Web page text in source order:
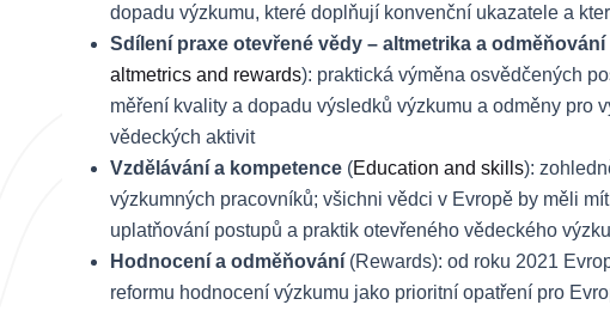
dopadu výzkumu, které doplňují konvenční ukazatele a
Sdílení praxe otevřené vědy – altmetrika a odměňování
altmetrics and rewards): praktická výměna osvědčených
měření kvality a dopadu výsledků výzkumu a odměny pro
vědeckých aktivit
Vzdělávání a kompetence (Education and skills):
výzkumných pracovníků; všichni vědci v Evropě by měli
uplatňování postupů a praktik otevřeného vědeckého
Hodnocení a odměňování (Rewards): od roku 2021
reformu hodnocení výzkumu jako prioritní opatření pro